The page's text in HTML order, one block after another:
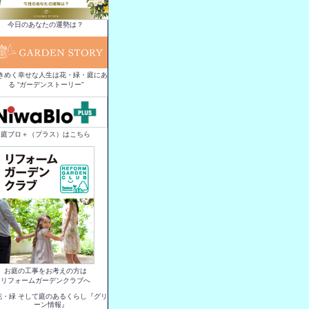
今日のあなたの運勢は？
めく幸せな人生は花・緑・庭にあ
る “ガーデンストーリー”
庭ブロ＋（プラス）はこちら
お庭の工事をお考えの方は
リフォームガーデンクラブへ